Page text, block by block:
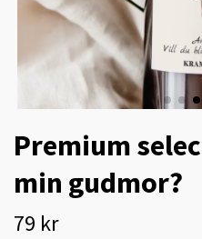
Premium
min gudmor?
79 kr